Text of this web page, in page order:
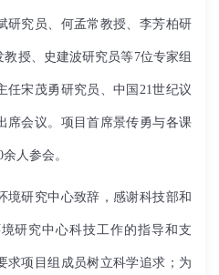
研究员、何孟常教授、李芳柏研
授、史建波研究员等7位专家组
任宋茂勇研究员、中国21世纪议
席会议。项目首席景传勇与各课
人参会。
境研究中心致辞，感谢科技部和
研究中心科技工作的指导和支
求项目组成员树立科学追求；为